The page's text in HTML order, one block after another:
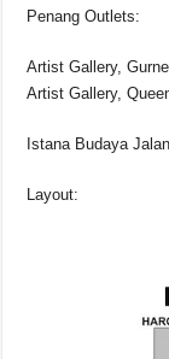
Penang Outlets:
Artist Gallery,
Artist Gallery,
Istana Budaya
Layout: